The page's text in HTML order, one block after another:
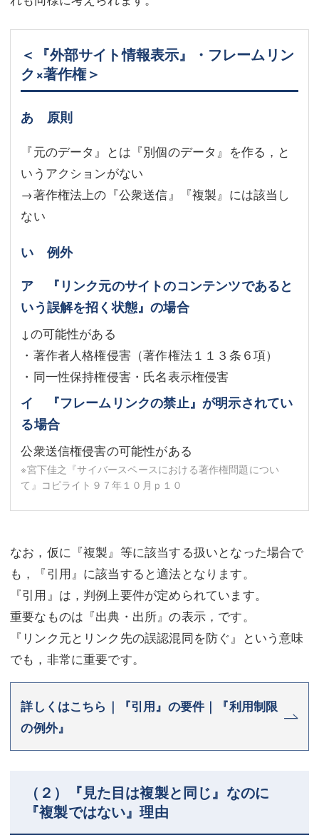
＜『外部サイト情報表示』・フレームリン
ク×著作権＞
あ 原則
『元のデータ』とは『別個のデータ』を作る，と
いうアクションがない
→著作権法上の『公衆送信』『複製』には該当し
ない
い 例外
ア 『リンク元のサイトのコンテンツであると
いう誤解を招く状態』の場合
↓の可能性がある
・著作者人格権侵害（著作権法１１３条６項）
・同一性保持権侵害・氏名表示権侵害
イ 『フレームリンクの禁止』が明示されてい
る場合
公衆送信権侵害の可能性がある
※宮下佳之『サイバースペースにおける著作権問題につい
て』コピライト９７年１０月ｐ１０
なお，仮に『複製』等に該当する扱いとなった場合で
も，『引用』に該当すると適法となります。
『引用』は，判例上要件が定められています。
重要なものは『出典・出所』の表示，です。
『リンク元とリンク先の誤認混同を防ぐ』という意味
でも，非常に重要です。
詳しくはこちら｜『引用』の要件｜『利用制限
の例外』
（２）『見た目は複製と同じ』なのに
『複製ではない』理由